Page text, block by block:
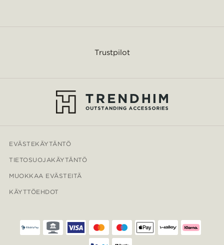
Trustpilot
EVÄSTEKÄYTÄNTÖ
TIETOSUOJAKÄYTÄNTÖ
MUOKKAA EVÄSTEITÄ
KÄYTTÖEHDOT